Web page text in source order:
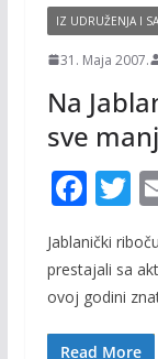
IZ UDRUŽENJA I
31. Maja 2007.
Na
sve
F
ac
e
b
o
T
w
Jablanički
prestajali sa
ovoj godini
Read More